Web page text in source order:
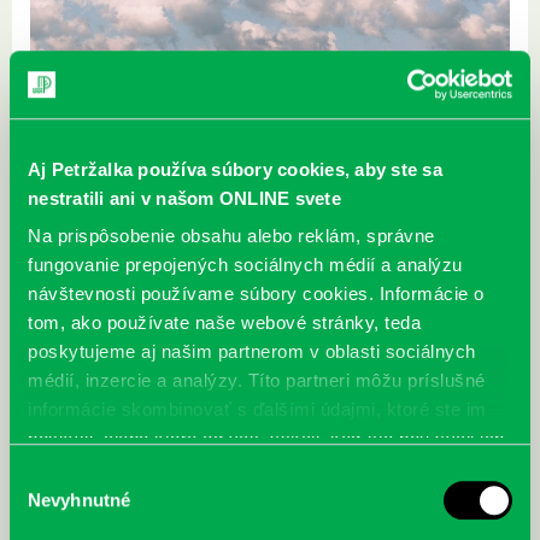
Aj Petržalka používa súbory cookies, aby ste sa
nestratili ani v našom ONLINE svete
Na prispôsobenie obsahu alebo reklám, správne
fungovanie prepojených sociálnych médií a analýzu
návštevnosti používame súbory cookies. Informácie o
tom, ako používate naše webové stránky, teda
poskytujeme aj našim partnerom v oblasti sociálnych
médií, inzercie a analýzy. Títo partneri môžu príslušné
informácie skombinovať s ďalšími údajmi, ktoré ste im
poskytli, alebo ktoré od vás získali, keď ste používali ich
súhlasu
Nevyhnutné
Video
prehrávač